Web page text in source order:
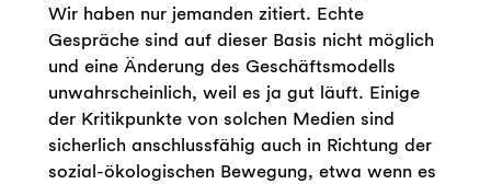
Wir haben nur jemanden zitiert. Echte
Gespräche sind auf dieser Basis nicht möglich
und eine Änderung des Geschäftsmodells
unwahrscheinlich, weil es ja gut läuft. Einige
der Kritikpunkte von solchen Medien sind
sicherlich anschlussfähig auch in Richtung der
sozial-ökologischen Bewegung, etwa wenn es